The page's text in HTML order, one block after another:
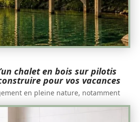
chalet en bois sur pilotis
pour vos vacances
en pleine nature, notamment